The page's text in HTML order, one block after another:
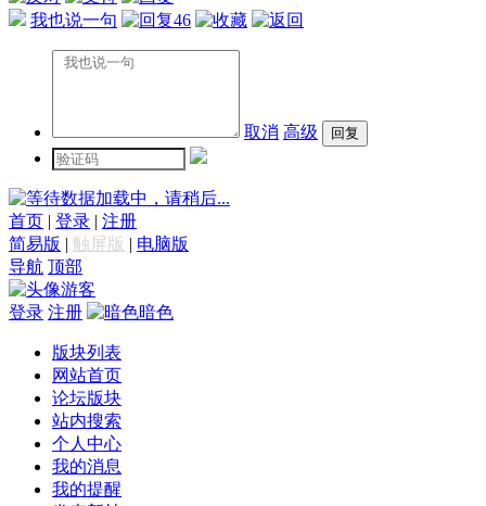
我也说一句 46
取消 高级
数据加载中，请稍后...
首页 | 登录 | 注册
简易版 | 触屏版 | 电脑版
导航 顶部
游客
登录 注册 暗色
版块列表
网站首页
论坛版块
站内搜索
个人中心
我的消息
我的提醒